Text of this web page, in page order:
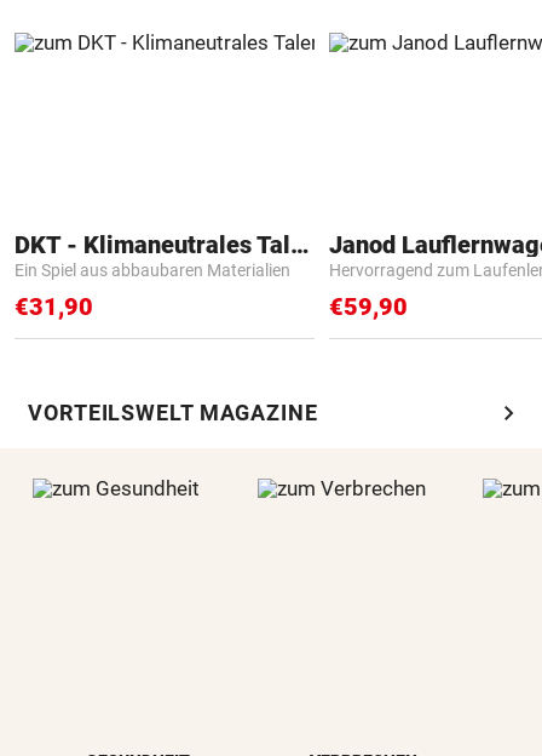
DKT - Klimaneutrales Talent
Ein Spiel aus abbaubaren Materialien
€31,90
Janod
Hervorragend zum
€59,90
VORTEILSWELT MAGAZINE chevron_right